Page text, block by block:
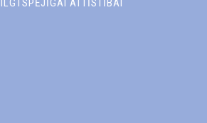
ILGTSPĒJĪGAI ATTĪSTĪBAI